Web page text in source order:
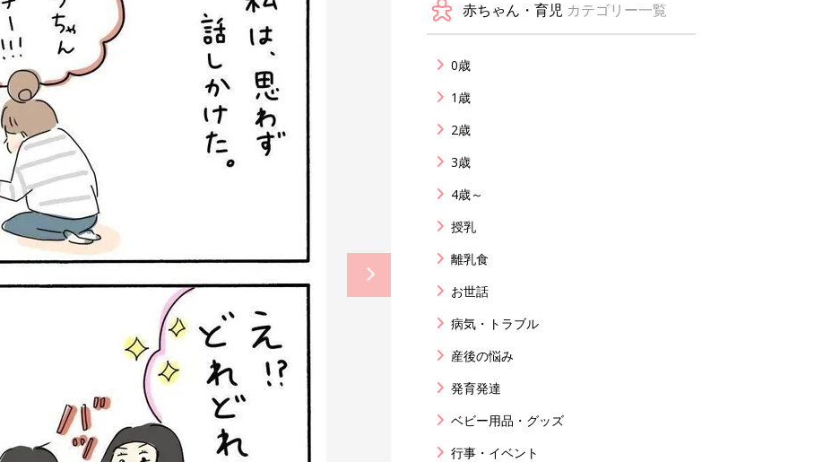
赤ちゃん・育児 カテゴリー一覧
0歳
1歳
2歳
3歳
4歳～
授乳
離乳食
お世話
病気・トラブル
産後の悩み
発育発達
ベビー用品・グッズ
行事・イベント